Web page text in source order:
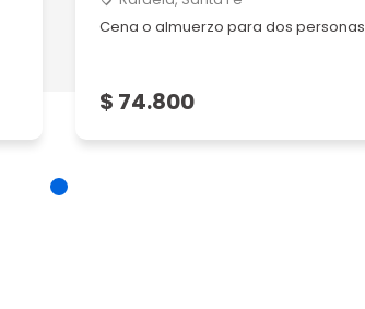
Cena o almuerzo para dos personas
$ 74.800